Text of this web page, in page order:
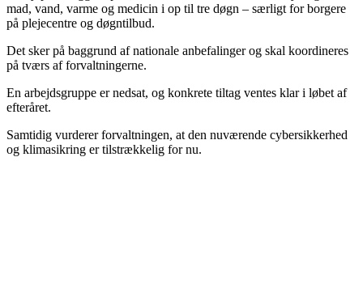
mad, vand, varme og medicin i op til tre døgn – særligt for borgere
på plejecentre og døgntilbud.
Det sker på baggrund af nationale anbefalinger og skal koordineres
på tværs af forvaltningerne.
En arbejdsgruppe er nedsat, og konkrete tiltag ventes klar i løbet af
efteråret.
Samtidig vurderer forvaltningen, at den nuværende cybersikkerhed
og klimasikring er tilstrækkelig for nu.